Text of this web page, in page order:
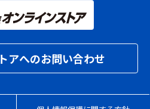
アへのお問い合わせ